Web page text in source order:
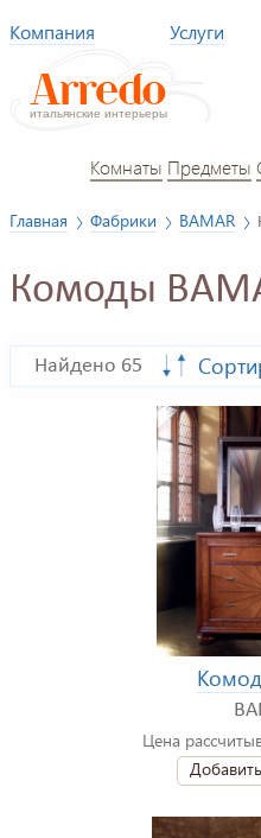
Компания Услуги
Комнаты Предметы
Главная Фабрики BAMAR
Комоды
Найдено 65
Цена